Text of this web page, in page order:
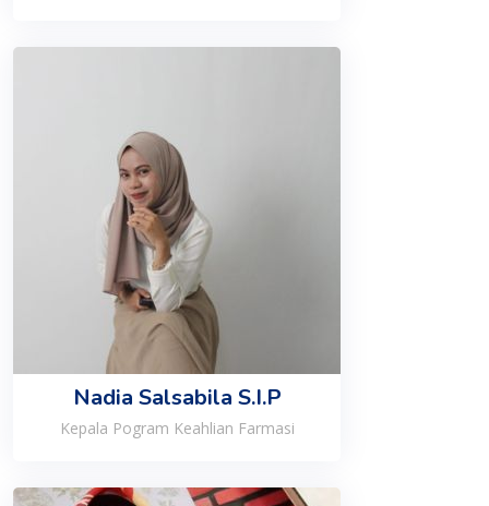
Nadia Salsabila S.I.P
Kepala Pogram Keahlian Farmasi